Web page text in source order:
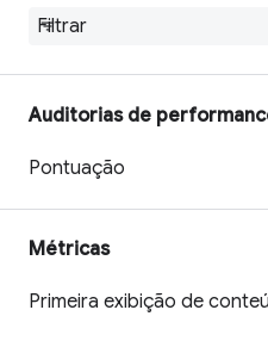
Auditorias de
Pontuação
Métricas
Primeira exibição de